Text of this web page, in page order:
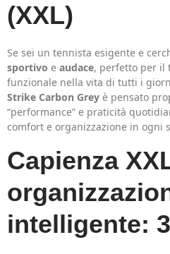
(XXL)
Se sei un tennista esigente e
sportivo e audace, perfetto per il
funzionale nella vita di tutti i
Strike Carbon Grey è pensato
“performance” e praticità
comfort e organizzazione in ogni
Capienza
intelligente: